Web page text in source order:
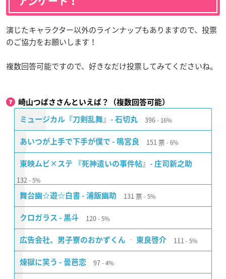
演じたキャラクター以外のラインナップもありますので、投票
のご協力をお願いします！
複数回答可能ですので、好きなだけ投票してみてくださいね。
崎山つばささんといえば？（複数回答可能）
ミュージカル『刀剣乱舞』- 石切丸 396 16%
あいつが上手で下手が僕で - 鳴宮良 151 票 6%
東映ムビ×ステ 『死神遣いの事件帖』- 庄司新之助
132 5%
舞台幽☆遊☆白書 - 浦飯幽助 131 票 5%
クロガラス - 黒斗 120 5%
広告会社、男子寮のおかずくん ‐ 東良啓介 111 5%
煉獄に笑う - 曇芭恋 97 4%